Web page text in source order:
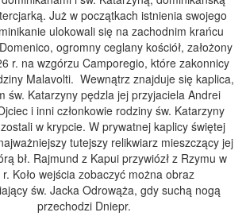
Już w początkach istnienia swojego
ulokowali się na zachodnim krańcu
ogromny ceglany kościół, założony
r. na wzgórzu Camporegio, które zakonnicy
Malavolti. Wewnątrz znajduje się kaplica,
św. Katarzyny pędzla jej przyjaciela Andrei
i inni członkowie rodziny św. Katarzyny
w krypcie. W prywatnej kaplicy świętej
tutejszy relikwiarz mieszczący jej
bł. Rajmund z Kapui przywiózł z Rzymu w
Koło wejścia zobaczyć można obraz
św. Jacka Odrowąża, gdy suchą nogą
przechodzi Dniepr.